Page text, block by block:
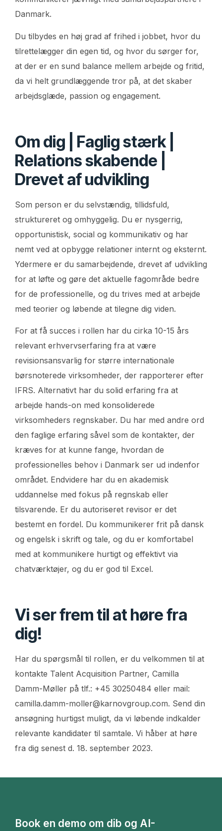
Danmark.
Du tilbydes en høj grad af frihed i jobbet, hvor du
tilrettelægger din egen tid, og hvor du sørger for,
at der er en sund balance mellem arbejde og fritid,
da vi helt grundlæggende tror på, at det skaber
arbejdsglæde, passion og engagement.
Om dig | Faglig stærk |
Relations skabende |
Drevet af udvikling
Som person er du selvstændig, tillidsfuld,
struktureret og omhyggelig. Du er nysgerrig,
opportunistisk, social og kommunikativ og har
nemt ved at opbygge relationer internt og eksternt.
Ydermere er du samarbejdende, drevet af udvikling
for at løfte og gøre det aktuelle fagområde bedre
for de professionelle, og du trives med at arbejde
med teorier og løbende at tilegne dig viden.
For at få succes i rollen har du cirka 10-15 års
relevant erhvervserfaring fra at være
revisionsansvarlig for større internationale
børsnoterede virksomheder, der rapporterer efter
IFRS. Alternativt har du solid erfaring fra at
arbejde hands-on med konsoliderede
virksomheders regnskaber. Du har med andre ord
den faglige erfaring såvel som de kontakter, der
kræves for at kunne fange, hvordan de
professionelles behov i Danmark ser ud indenfor
området. Endvidere har du en akademisk
uddannelse med fokus på regnskab eller
tilsvarende. Er du autoriseret revisor er det
bestemt en fordel. Du kommunikerer frit på dansk
og engelsk i skrift og tale, og du er komfortabel
med at kommunikere hurtigt og effektivt via
chatværktøjer, og du er god til Excel.
Vi ser frem til at høre fra
dig!
Har du spørgsmål til rollen, er du velkommen til at
kontakte Talent Acquisition Partner, Camilla
Damm-Møller på tlf.: +45 30250484 eller mail:
camilla.damm-moller@karnovgroup.com. Send din
ansøgning hurtigst muligt, da vi løbende indkalder
relevante kandidater til samtale. Vi håber at høre
fra dig senest d. 18. september 2023.
Book en demo om dib og AI-